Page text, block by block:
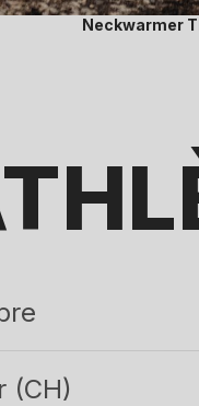
Neckwarmer
(CH)